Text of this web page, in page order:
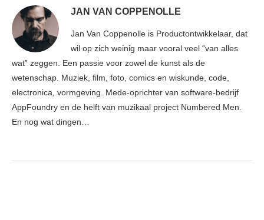
JAN VAN COPPENOLLE
Jan Van Coppenolle is Productontwikkelaar, dat
wil op zich weinig maar vooral veel “van alles
wat” zeggen. Een passie voor zowel de kunst als de
wetenschap. Muziek, film, foto, comics en wiskunde, code,
electronica, vormgeving. Mede-oprichter van software-bedrijf
AppFoundry en de helft van muzikaal project Numbered Men.
En nog wat dingen…